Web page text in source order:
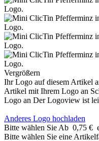
Vergrößern
Ihr Logo auf diesem Artikel
Artikel mit Ihrem Logo an
Logo an Der Logoview ist
Anderes Logo hochladen
Bitte wählen Sie Ab 0,75 €
Bitte wählen Sie eine